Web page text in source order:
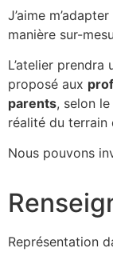
J’aime
manière sur-
L’atelier prendra
proposé aux
parents, selon
réalité du terrain
Nous pouvons
Représentation